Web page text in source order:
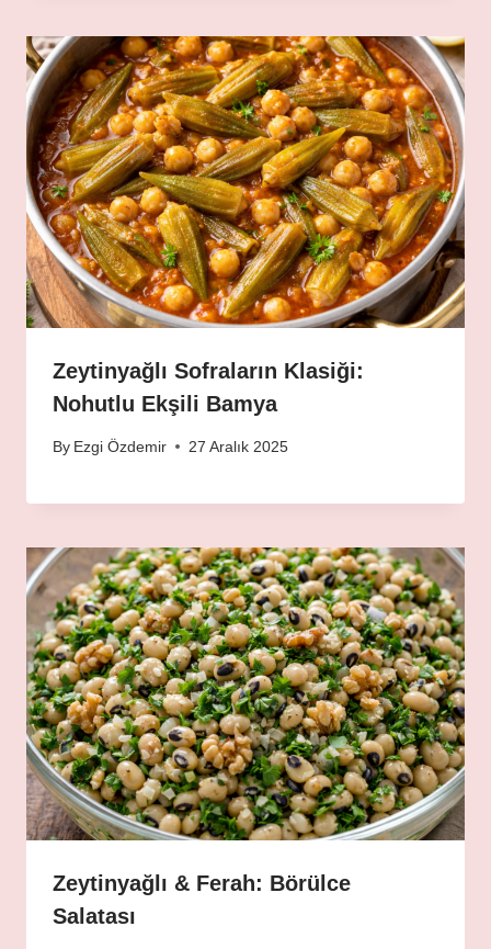
Zeytinyağlı Sofraların Klasiği:
Nohutlu Ekşili Bamya
By Ezgi Özdemir 27 Aralık 2025
Zeytinyağlı & Ferah: Börülce
Salatası